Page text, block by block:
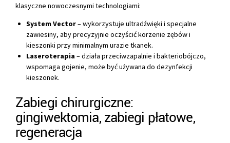
klasyczne nowoczesnymi technologiami:
System Vector– wykorzystuje ultradźwięki i specjalne
zawiesiny, aby precyzyjnie oczyścić korzenie zębów i
kieszonki przy minimalnym urazie tkanek.
Laseroterapia – działa przeciwzapalnie i bakteriobójczo,
wspomaga gojenie, może być używana do dezynfekcji
kieszonek.
Zabiegi chirurgiczne:
gingiwektomia, zabiegi płatowe,
regeneracja